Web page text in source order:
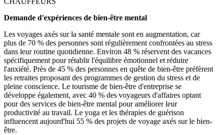
Demande d'expériences de bien-être mental
Les voyages axés sur la santé mentale sont en augmentation, car
plus de 70 % des personnes sont régulièrement confrontées au stress
dans leur routine quotidienne. Environ 48 % réservent des vacances
spécifiquement pour rétablir l'équilibre émotionnel et réduire
l'anxiété. Près de 45 % des personnes en quête de bien-être préfèrent
les retraites proposant des programmes de gestion du stress et de
pleine conscience. Le tourisme de bien-être d'entreprise se
développe également, avec 40 % des voyageurs d'affaires optant
pour des services de bien-être mental pour améliorer leur
productivité au travail. Le yoga et les thérapies de guérison
influencent aujourd'hui 55 % des projets de voyage axés sur le bien-
être.